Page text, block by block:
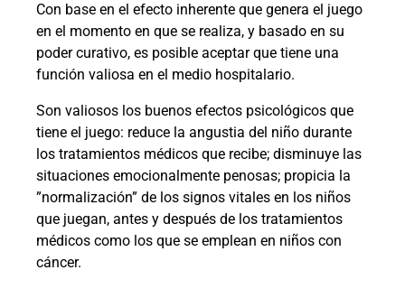
Con base en el efecto inherente que genera el juego
en el momento en que se realiza, y basado en su
poder curativo, es posible aceptar que tiene una
función valiosa en el medio hospitalario.
Son valiosos los buenos efectos psicológicos que
tiene el juego: reduce la angustia del niño durante
los tratamientos médicos que recibe; disminuye las
situaciones emocionalmente penosas; propicia la
”normalización” de los signos vitales en los niños
que juegan, antes y después de los tratamientos
médicos como los que se emplean en niños con
cáncer.